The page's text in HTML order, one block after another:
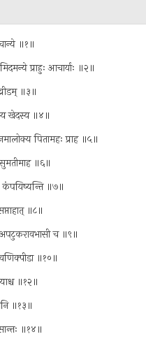
॥१॥
प्राहुः आचार्याः ॥२॥
॥३॥
खेदस्य ॥४॥
पितामहः प्राह ॥५॥
॥६॥
कंपयिष्यन्ति ॥७॥
॥८॥
च ॥९॥
॥१०॥
॥१२॥
॥१३॥
॥१४॥